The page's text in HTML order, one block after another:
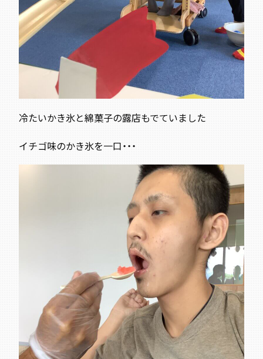
冷たいかき氷と綿菓子の露店もでていました
イチゴ味のかき氷を一口・・・